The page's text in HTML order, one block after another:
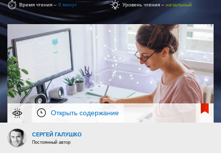
Время чтения – 9 минут Уровень чтения – начальный
Открыть содержание
СЕРГЕЙ ГАЛУШКО
Постоянный автор